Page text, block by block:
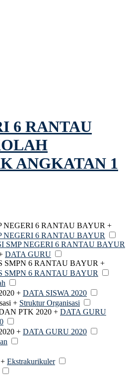
6 RANTAU
ANGKATAN 1
NEGERI 6 RANTAU BAYUR +
NEGERI 6 RANTAU BAYUR
SMP NEGERI 6 RANTAU BAYUR
DATA GURU
SMPN 6 RANTAU BAYUR +
SMPN 6 RANTAU BAYUR
+ DATA SISWA 2020
+ Struktur Organisasi
PTK 2020 + DATA GURU
+ DATA GURU 2020
Ekstrakurikuler